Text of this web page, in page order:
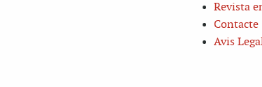
Revista
Contacte
Avis